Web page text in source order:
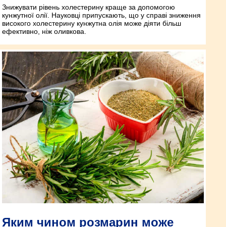
Знижувати рівень холестерину краще за допомогою
кунжутної олії. Науковці припускають, що у справі зниження
високого холестерину кунжутна олія може діяти більш
ефективно, ніж оливкова.
Яким чином розмарин може